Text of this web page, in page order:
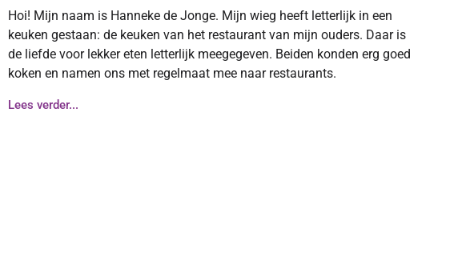
Hoi! Mijn naam is Hanneke de Jonge. Mijn wieg heeft letterlijk in een
keuken gestaan: de keuken van het restaurant van mijn ouders. Daar is
de liefde voor lekker eten letterlijk meegegeven. Beiden konden erg goed
koken en namen ons met regelmaat mee naar restaurants.
Lees verder...